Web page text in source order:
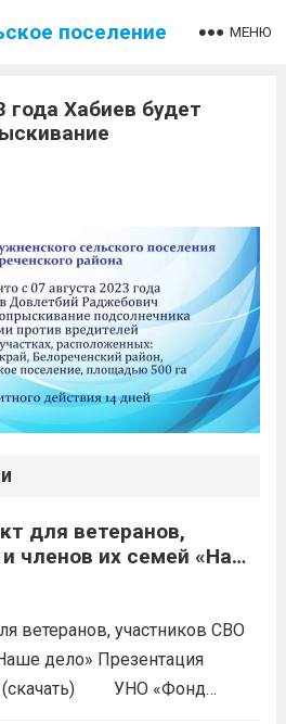
поселение МЕНЮ
года Хабиев будет
для ветеранов,
ветеранов, участников СВО
дело» Презентация
(скачать) УНО «Фонд